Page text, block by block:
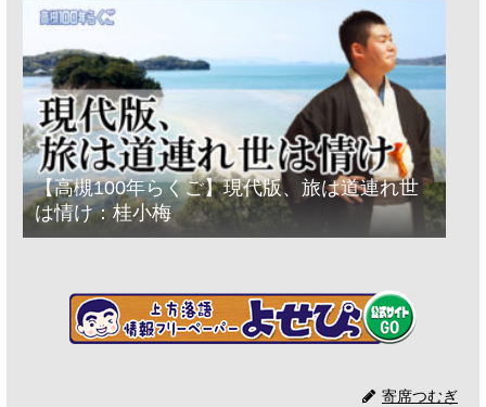
【高槻100年らくご】現代版、旅は道連れ世
は情け：桂小梅
寄席つむぎ